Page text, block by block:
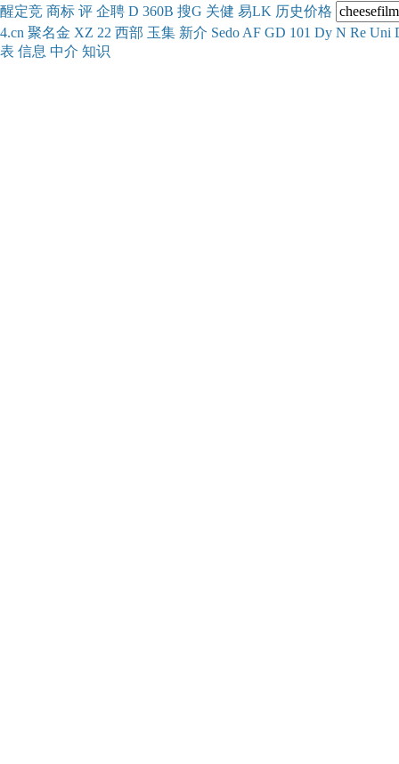
醒定竞 商标 评 企聘 D 360B 搜G 关健 易LK 历史价格
4.cn 聚名金 XZ 22 西部 玉集 新介 Sedo AF GD 101 Dy N Re Uni
表 信息 中介 知识